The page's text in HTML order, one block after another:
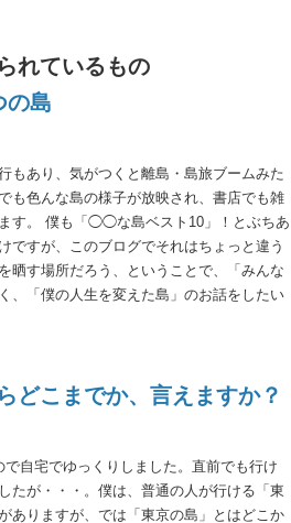
れているもの
の島
もあり、気がつくと離島・島旅ブームみた
も色んな島の様子が放映され、書店でも雑
す。 僕も「◯◯な島ベスト10」！とぶちあ
ですが、このブログでそれはちょっと違う
晒す場所だろう、ということで、「みんな
「僕の人生を変えた島」のお話をしたい
どこまでか、言えますか？
自宅でゆっくりしました。直前でも行け
たが・・・。僕は、普通の人が行ける「東
ありますが、では「東京の島」とはどこか